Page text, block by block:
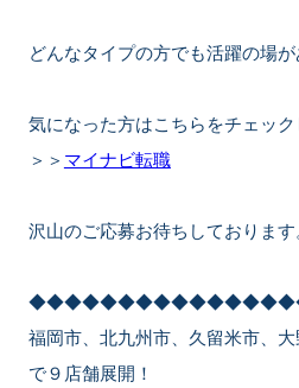
どんなタイプの方でも活躍の場が
気になった方はこちらをチェッ
＞＞ マイナビ転職
沢山のご応募お待ちしております
福岡市、北九州市、久留米市、
で９店舗展開！